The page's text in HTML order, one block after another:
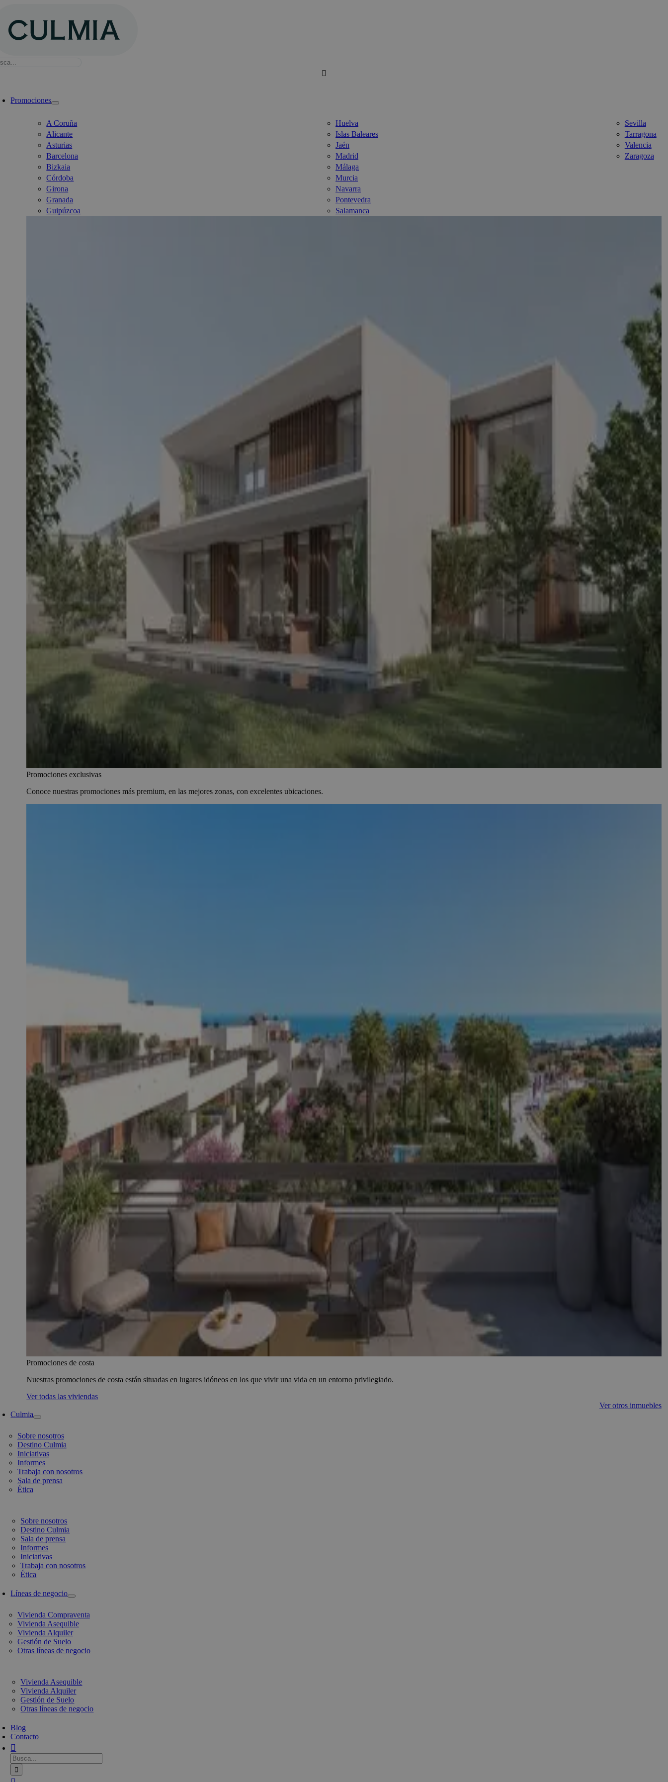
contenido
Promociones
A Coruña
Alicante
Asturias
Barcelona
Bizkaia
Córdoba
Girona
Granada
Guipúzcoa
Huelva
Islas Baleares
Jaén
Madrid
Málaga
Murcia
Navarra
Pontevedra
Salamanca
Sevilla
Tarragona
Valencia
Zaragoza
Promociones exclusivas
Conoce nuestras promociones más premium, en las mejores zonas, con excelentes ubicaciones.
Promociones de costa
Nuestras promociones de costa están situadas en lugares idóneos en los que vivir una vida en un entorno privilegiado.
Ver todas las viviendas
Ver otros inmuebles
Culmia
Sobre nosotros
Destino Culmia
Iniciativas
Informes
Trabaja con nosotros
Sala de prensa
Ética
Sobre nosotros
Destino Culmia
Sala de prensa
Informes
Iniciativas
Trabaja con nosotros
Ética
Líneas de negocio
Vivienda Compraventa
Vivienda Asequible
Vivienda Alquiler
Gestión de Suelo
Otras líneas de negocio
Vivienda Asequible
Vivienda Alquiler
Gestión de Suelo
Otras líneas de negocio
Blog
Contacto
Busca: